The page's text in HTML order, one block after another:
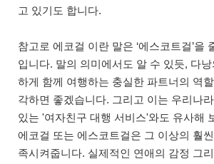
고 있기도 합니다.
참고로 에코걸 이란 말은 ‘에스코트걸’을
입니다. 말의 의미에서도 알 수 있듯, 다
하게 함께 여행하는 충실한 파트너의 역
각하면 좋겠습니다. 그리고 이는 우리나
있는 '여자친구 대행 서비스'와도 유사해
에코걸 또는 에스코트걸은 그 이상의 훨
족시켜줍니다. 실제적인 연애의 감정 그